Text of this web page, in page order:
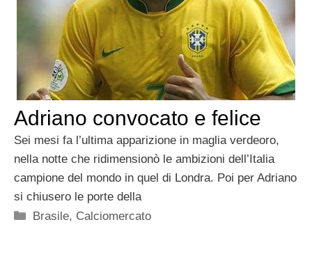
Adriano convocato e felice
Sei mesi fa l’ultima apparizione in maglia verdeoro,
nella notte che ridimensionò le ambizioni dell’Italia
campione del mondo in quel di Londra. Poi per Adriano
si chiusero le porte della
Categorie
Brasile, Calciomercato